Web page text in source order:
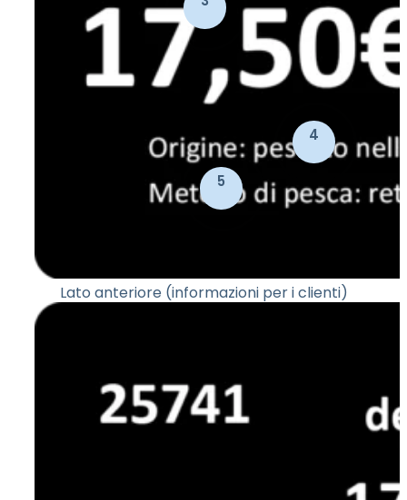
4
5
Lato anteriore (informazioni per i clienti)